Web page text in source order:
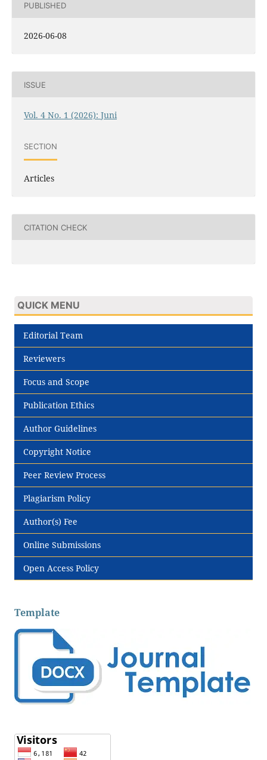
PUBLISHED
2026-06-08
ISSUE
Vol. 4 No. 1 (2026): Juni
SECTION
Articles
CITATION CHECK
QUICK MENU
Editorial Team
Reviewers
Focus and Scope
Publication Ethics
Author Guidelines
Copyright Notice
Peer Review Process
Plagiarism Policy
Author(s) Fee
Online Submissions
Open Access Policy
Template